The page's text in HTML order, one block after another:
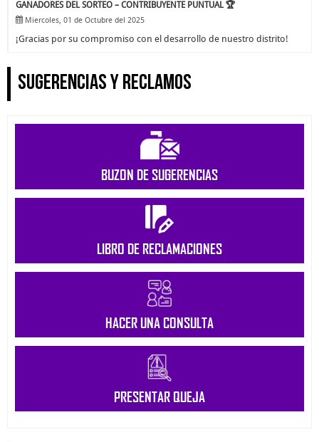
GANADORES DEL SORTEO – CONTRIBUYENTE PUNTUAL 🏆
Miercoles, 01 de Octubre del 2025
¡Gracias por su compromiso con el desarrollo de nuestro distrito!
SUGERENCIAS Y RECLAMOS
BUZON DE SUGERENCIAS
LIBRO DE RECLAMACIONES
HACER UNA CONSULTA
PRESENTAR QUEJA